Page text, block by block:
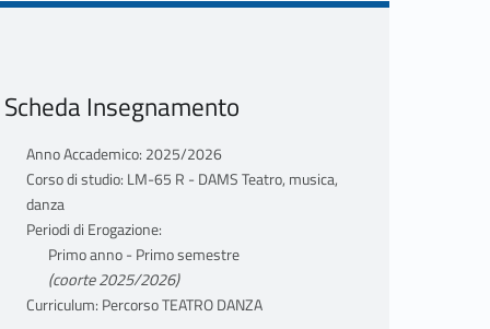
Scheda Insegnamento
Anno Accademico: 2025/2026
Corso di studio: LM-65 R - DAMS Teatro, musica,
danza
Periodi di Erogazione:
Primo anno - Primo semestre
(coorte 2025/2026)
Curriculum: Percorso TEATRO DANZA